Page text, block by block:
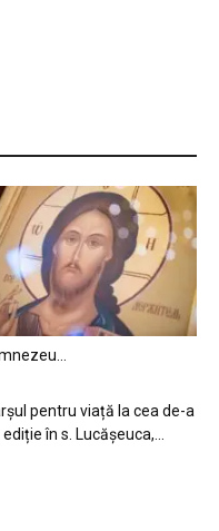
pentru viață la cea de-a
ediție în s. Lucășeuca,...